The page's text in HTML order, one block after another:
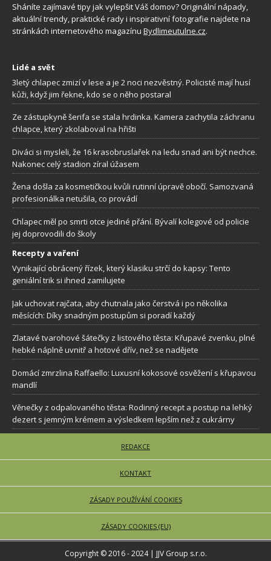
Sháníte zajímavé tipy jak vylepšit Váš domov? Originální nápady,
aktuální trendy, praktické rady i inspirativní fotografie najdete na
stránkách internetového magazínu Bydlimeutulne.cz.
Lidé a svět
3letý chlapec zmizí v lese a je 2 noci nezvěstný. Policisté mají husí
kůži, když jim řekne, kdo se o něho postaral
Ze zástupkyně šerifa se stala hrdinka. Kamera zachytila záchranu
chlapce, který zkolaboval na hřišti
Diváci si mysleli, že 16 krasobruslařek na ledu snad ani být nechce.
Nakonec celý stadion zíral úžasem
Žena došla za kosmetičkou kvůli rutinní úpravě obočí. Samozvaná
profesionálka netušila, co provádí
Chlapec měl po smrti otce jediné přání. Bývalí kolegové od policie
jej doprovodili do školy
Recepty a vaření
Vynikající obrácený řízek, který klasiku strčí do kapsy: Tento
geniální trik si ihned zamilujete
Jak uchovat rajčata, aby chutnala jako čerstvá i po několika
měsících: Díky snadným postupům si poradí každý
Zlatavé tvarohové šátečky z listového těsta: Křupavé zvenku, plné
hebké náplně uvnitř a hotové dřív, než se nadějete
Domácí zmrzlina Raffaello: Luxusní kokosové osvěžení s křupavou
mandlí
Věnečky z odpalovaného těsta: Rodinný recept a postup na lehký
dezert s jemným krémem a výsledkem lepším než z cukrárny
REDAKCE
KONTAKT
ZÁSADY POUŽÍVÁNÍ COOKIES
ZÁSADY COOKIES (EU)
Copyright © 2016 - 2024 | JJV Group s.r.o.